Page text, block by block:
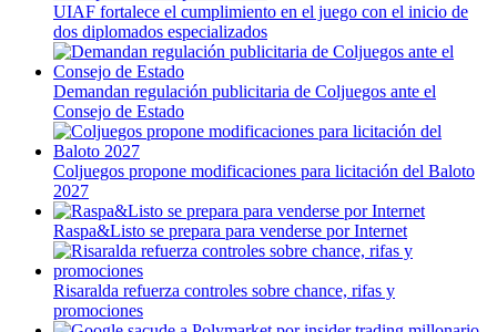
UIAF fortalece el cumplimiento en el juego con el inicio de
dos diplomados especializados
Demandan regulación publicitaria de Coljuegos ante el
Consejo de Estado
Coljuegos propone modificaciones para licitación del Baloto
2027
Raspa&Listo se prepara para venderse por Internet
Risaralda refuerza controles sobre chance, rifas y
promociones